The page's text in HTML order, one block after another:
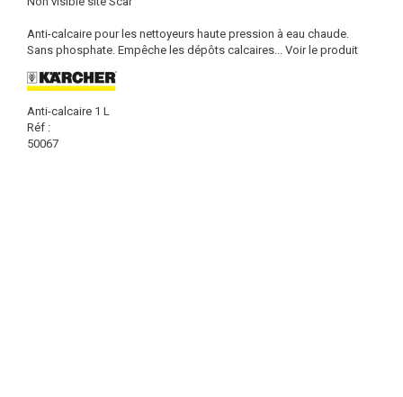
Anti-calcaire pour les nettoyeurs haute pression à eau chaude.
Sans phosphate. Empêche les dépôts calcaires... Voir le produit
Anti-calcaire 1 L
Réf :
50067